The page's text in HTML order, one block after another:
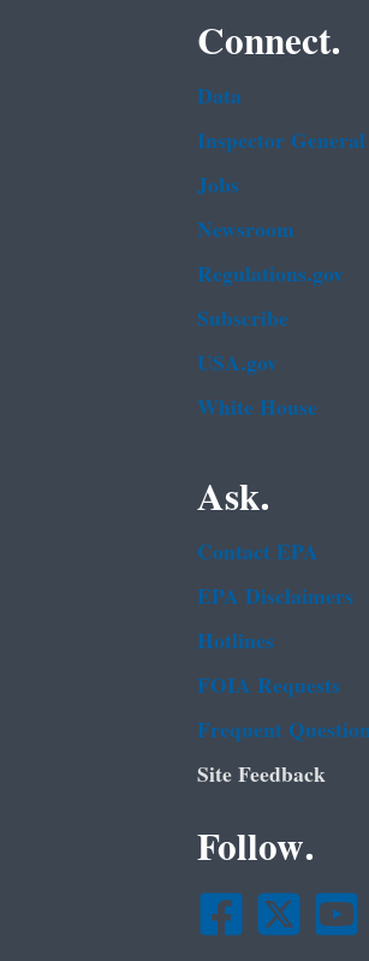
Connect.
Data
Inspector General
Jobs
Newsroom
Regulations.gov
Subscribe
USA.gov
White House
Ask.
Contact EPA
EPA Disclaimers
Hotlines
FOIA Requests
Frequent
Site Feedback
Follow.